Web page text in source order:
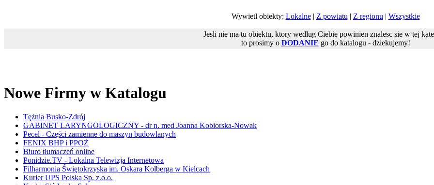
Wywietl obiekty: Lokalne| Z powiatu | Z regionu | Wszystkie
Jesli nie ma tu obiektu, ktory wedlug Ciebie powinien znalesc sie w tej
to prosimy o DODANIE go do katalogu - dziekujemy!
Nowe Firmy w Katalogu
Tężnia Busko-Zdrój
GABINET LARYNGOLOGICZNY - dr n. med Joanna Kobiorska-Nowak
Pecel - Części zamienne do maszyn budowlanych
FENIX BHP i PPOŻ
Biuro tłumaczeń online
Ponidzie.TV - Lokalna Telewizja Internetowa
Filharmonia Świętokrzyska im. Oskara Kolberga w Kielcach
Kurier UPS Polska Sp. z.o.o.